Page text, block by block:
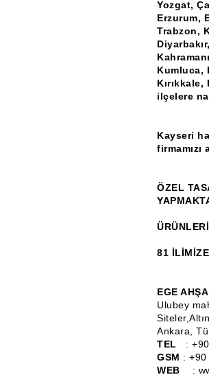
Yozgat,
Erzurum,
Trabzon,
Kumluca,
ilçelere
Kayseri
ÖZEL
81
EGE
Ulubey
Ankara,
TEL :
GSM :
WEB :